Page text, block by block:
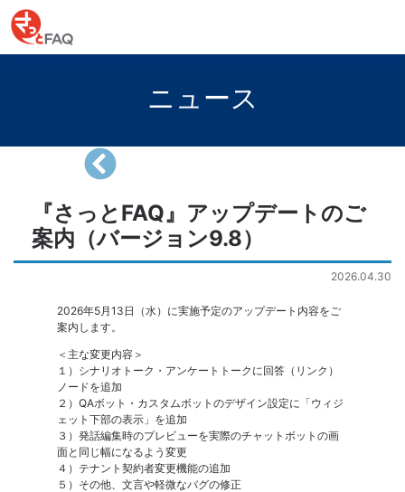
ニュース
『さっとFAQ』アップデートのご
案内（バージョン9.8）
2026.04.30
2026年5月13日（水）に実施予定のアップデート内容をご
案内します。
＜主な変更内容＞
１）シナリオトーク・アンケートトークに回答（リンク）
ノードを追加
２）QAボット・カスタムボットのデザイン設定に「ウィジ
ェット下部の表示」を追加
３）発話編集時のプレビューを実際のチャットボットの画
面と同じ幅になるよう変更
４）テナント契約者変更機能の追加
５）その他、文言や軽微なバグの修正